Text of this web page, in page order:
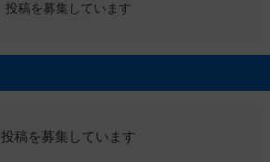
投稿を募集しています
投稿を募集しています